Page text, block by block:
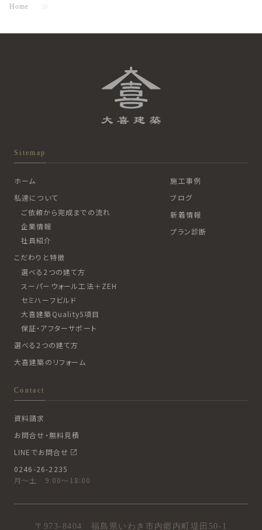
Home
Sitemap
ホーム
私達について
ご依頼から完成までの流れ
企業情報
社員紹介
こだわりと特徴
選べる2つの建て方
スーパーウォール工法＋ZEH
セミハーフビルド
大喜建築Quality5項目
保証・アフターサポート
選べる2つの建て方
大喜建築のリフォーム
施工事例
ブログ
新着情報
プラン診断
Contact
資料請求
お問合せ・無料見積
LINEでお問合せ
0246-26-2235
月〜土 9:00〜18:00
〒973-8404 福島県いわき市内郷内町堤田50-1